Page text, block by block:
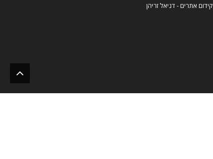
קידום אתרים - דניאל זריהן